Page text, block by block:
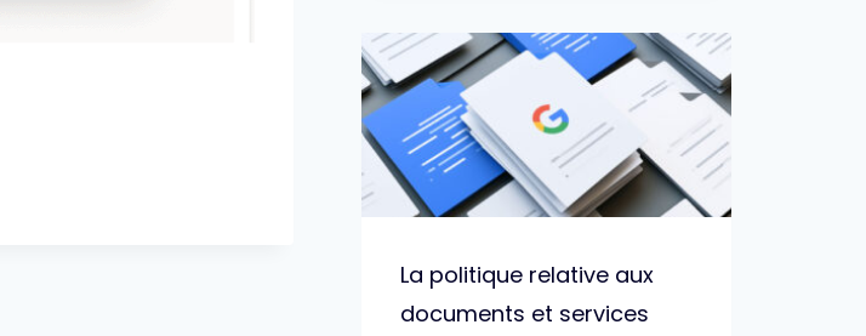
La politique relative aux
documents et services